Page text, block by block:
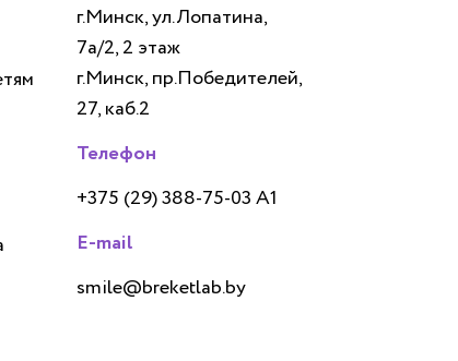
г.Минск, ул.Лопатина,
7а/2, 2 этаж
г.Минск, пр.Победителей,
27, каб.2
Телефон
+375 (29) 388-75-03 А1
E-mail
smile@breketlab.by